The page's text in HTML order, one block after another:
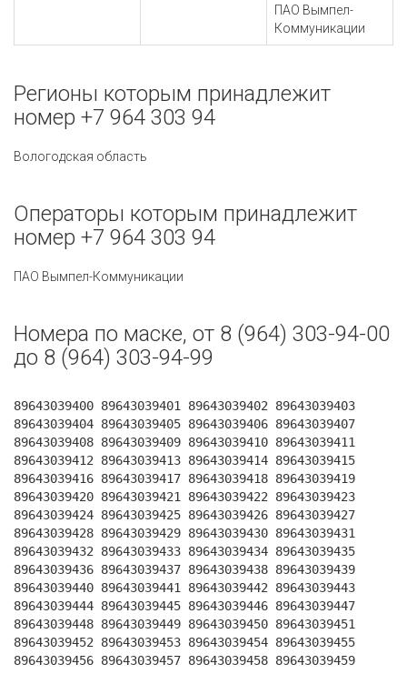
ПАО Вымпел-
Коммуникации
Регионы которым принадлежит
номер +7 964 303 94
Вологодская область
Операторы которым принадлежит
номер +7 964 303 94
ПАО Вымпел-Коммуникации
Номера по маске, от 8 (964) 303-94-00
до 8 (964) 303-94-99
89643039400 89643039401 89643039402 89643039403
89643039404 89643039405 89643039406 89643039407
89643039408 89643039409 89643039410 89643039411
89643039412 89643039413 89643039414 89643039415
89643039416 89643039417 89643039418 89643039419
89643039420 89643039421 89643039422 89643039423
89643039424 89643039425 89643039426 89643039427
89643039428 89643039429 89643039430 89643039431
89643039432 89643039433 89643039434 89643039435
89643039436 89643039437 89643039438 89643039439
89643039440 89643039441 89643039442 89643039443
89643039444 89643039445 89643039446 89643039447
89643039448 89643039449 89643039450 89643039451
89643039452 89643039453 89643039454 89643039455
89643039456 89643039457 89643039458 89643039459